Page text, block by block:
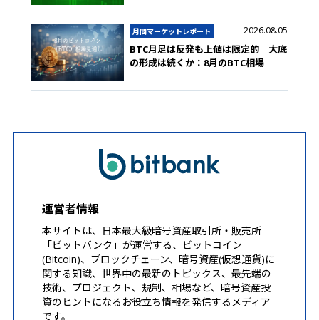
月間マーケットレポート 2026.08.05
BTC月足は反発も上値は限定的 大底
の形成は続くか：8月のBTC相場
運営者情報
本サイトは、日本最大級暗号資産取引所・販売所
「ビットバンク」が運営する、ビットコイン
(Bitcoin)、ブロックチェーン、暗号資産(仮想通貨)に
関する知識、世界中の最新のトピックス、最先端の
技術、プロジェクト、規制、相場など、暗号資産投
資のヒントになるお役立ち情報を発信するメディア
です。